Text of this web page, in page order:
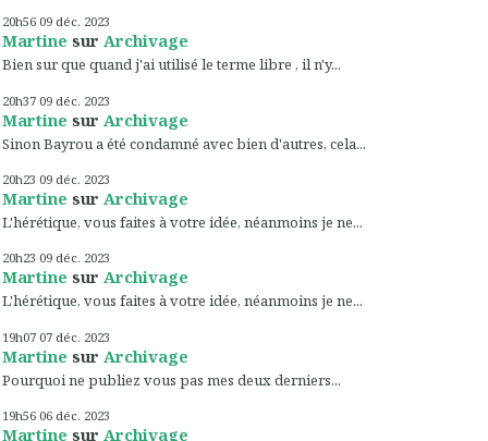
20h56 09 déc. 2023
Martine sur Archivage
Bien sur que quand j'ai utilisé le terme libre , il n'y...
20h37 09 déc. 2023
Martine sur Archivage
Sinon Bayrou a été condamné avec bien d'autres, cela...
20h23 09 déc. 2023
Martine sur Archivage
L'hérétique, vous faites à votre idée, néanmoins je ne...
20h23 09 déc. 2023
Martine sur Archivage
L'hérétique, vous faites à votre idée, néanmoins je ne...
19h07 07 déc. 2023
Martine sur Archivage
Pourquoi ne publiez vous pas mes deux derniers...
19h56 06 déc. 2023
Martine sur Archivage